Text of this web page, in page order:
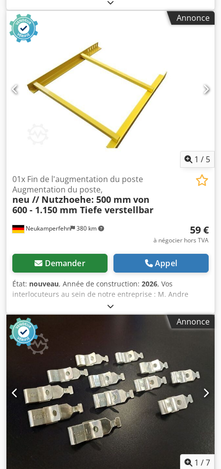
neuf avec dispositif de sécurité anti-glissement Couleur du
matériau : acier galvanisé Sendzimir pour profondeur
d’étagère : 1 100 mm profondeur totale : 1 200 mm largeur
totale : 850 mm angle d’appui : 1 200 x 100 x 50 mm
traverse : 850 x 35 x 35 mm épaisseur du matériau :
environ 3 mm poids/pièce : environ 12,00 kg Remarque :
Dcodpfeztbtpox Ak Aek Le cadre de traverse profonde et le
dispositif de sécurité anti-glissement intégré empêchent le
glissement des unités de stockage lors de l’empilement
transversal et longitudinal de conteneurs, de caisses
grillagées et de palettes. Ils servent également à stabiliser
l’empilement des palettes dans le rayonnage.
Annonce
1 / 5
Neukamperfehn 380 km
01x Fin de l'augmentation du poste
Augmentation du poste,
neu // Nutzhoehe: 500 mm von
600 - 1.150 mm Tiefe verstellbar
59 €
à négocier hors TVA
Demander Appel
État: nouveau, Année de construction: 2026, Vos
interlocuteurs au sein de notre entreprise : M. Andre
Evering M. Mario Klöver M. Simon Blank Éléments inclus
dans la livraison : 1 x prolongateur de montant terminal,
neuf Version : universelle Couleur du matériau : RAL 1018,
jaune zinc Hauteur totale : 650 mm Hauteur utilisable :
500 mm Télescopique : profondeur 600 – 1 150 mm
Dimensions du profil de cadre : angle de 45 x 45 mm Pas
des trous : 5 x 25 mm Dodpfx Ajdd Ewbsk Ajck Diamètre
des trous : 30 x 10 mm Poids : 6,52 kg / pièce Aperçu de
nos services : (Prix sur demande) - Montage, installation
nos conditions générales de montage doivent être
respectées - Vérification des rayonnages Inspection des
rayonnages selon la norme DIN EN 15635, réalisée
conformément aux exigences de la BGR 234, inspection
visuelle pour tous les systèmes de rayonnages - Livraison
avec notre propre flotte de véhicules (sans déchargement)
Frais de port sur demande !
Annonce
1 /7